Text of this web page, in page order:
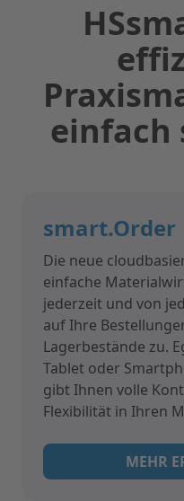
einfach
smart.Order
Die neue
einfache
jederzeit und von
auf Ihre
Lagerbestände zu.
Tablet oder
gibt Ihnen volle
Flexibilität in Ihren
MEHR